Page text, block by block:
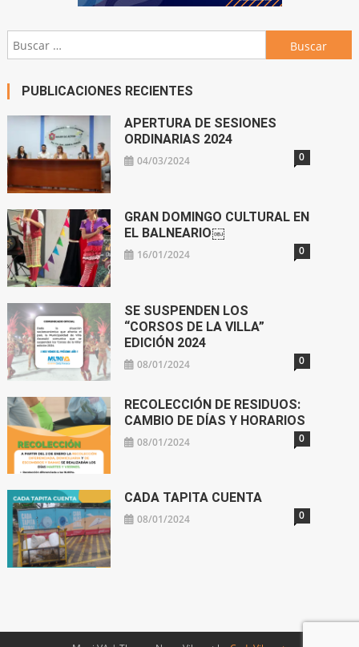
Buscar:
PUBLICACIONES RECIENTES
APERTURA DE SESIONES
ORDINARIAS 2024
04/03/2024 0
GRAN DOMINGO CULTURAL EN
EL BALNEARIO￼
16/01/2024 0
SE SUSPENDEN LOS
“CORSOS DE LA VILLA”
EDICIÓN 2024
08/01/2024 0
RECOLECCIÓN DE RESIDUOS:
CAMBIO DE DÍAS Y HORARIOS
08/01/2024 0
CADA TAPITA CUENTA
08/01/2024 0